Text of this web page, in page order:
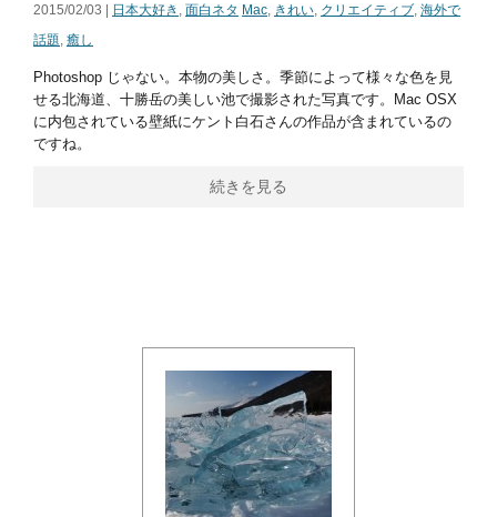
2015/02/03 | 日本大好き , 面白ネタ Mac, きれい, クリエイティブ, 海外で
話題, 癒し
Photoshop じゃない。本物の美しさ。季節によって様々な色を見
せる北海道、十勝岳の美しい池で撮影された写真です。Mac OSX
に内包されている壁紙にケント白石さんの作品が含まれているの
ですね。
続きを見る